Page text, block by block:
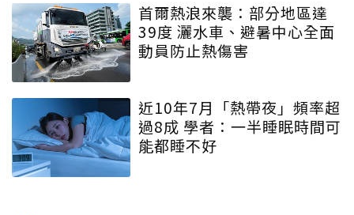
首爾熱浪來襲：部分地區達
39度 灑水車、避暑中心全面
動員防止熱傷害
近10年7月「熱帶夜」頻率超
過8成 學者：一半睡眠時間可
能都睡不好